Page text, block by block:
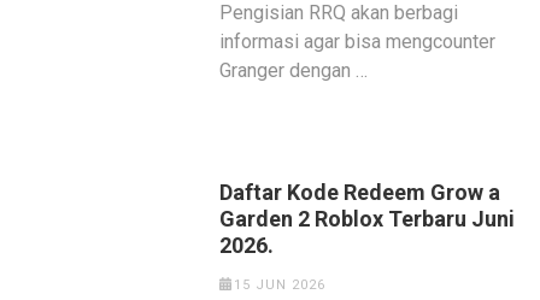
Pengisian RRQ akan berbagi
informasi agar bisa mengcounter
Granger dengan …
Daftar Kode Redeem Grow a
Garden 2 Roblox Terbaru Juni
2026.
15 JUN 2026